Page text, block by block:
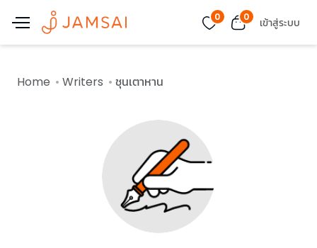
0 0 เข้าสู่ระบบ
Home Writers ชุนเตาหาน